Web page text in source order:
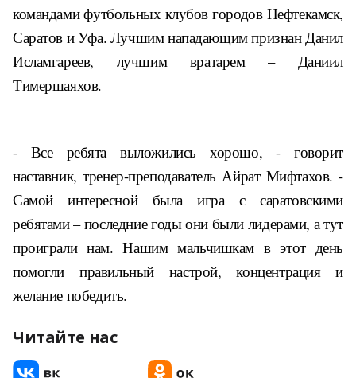
командами футбольных клубов городов Нефтекамск,
Саратов и Уфа. Лучшим нападающим признан Данил
Исламгареев, лучшим вратарем – Даниил
Тимершаяхов.
- Все ребята выложились хорошо, - говорит
наставник, тренер-преподаватель Айрат Мифтахов. -
Самой интересной была игра с саратовскими
ребятами – последние годы они были лидерами, а тут
проиграли нам. Нашим мальчишкам в этот день
помогли правильный настрой, концентрация и
желание победить.
Читайте нас